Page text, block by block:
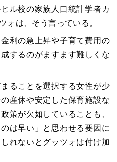
ル校の家族人口統計学者カ
ォは、そう言っている。
利の急上昇や子育て費用の
するのがますます難しくな
ることを選択する女性が少
産休や安定した保育施設な
策が欠如していることも、
は早い」と思わせる要因に
れないとグッツォは付け加